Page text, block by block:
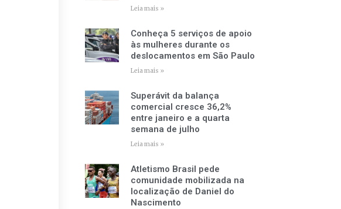
Leia mais »
Conheça 5 serviços de apoio
às mulheres durante os
deslocamentos em São Paulo
Leia mais »
Superávit da balança
comercial cresce 36,2%
entre janeiro e a quarta
semana de julho
Leia mais »
Atletismo Brasil pede
comunidade mobilizada na
localização de Daniel do
Nascimento